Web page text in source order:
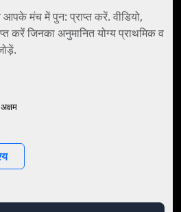
आपके मंच में पुन: प्राप्त करें. वीडियो,
करें जिनका अनुमानित योग्य प्राथमिक व